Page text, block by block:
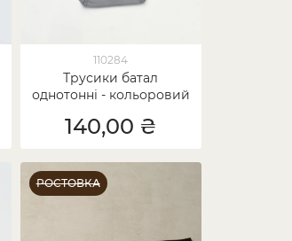
110284
Трусики батал
однотонні - кольоровий
140,00 ₴
РОСТОВКА